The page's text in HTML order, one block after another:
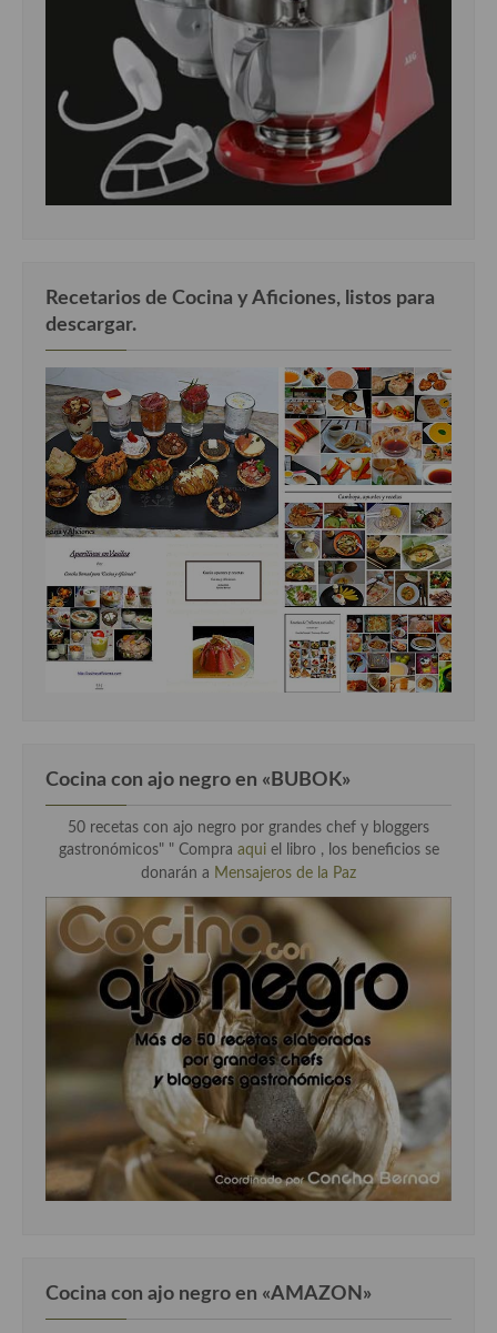
Recetarios de Cocina y Aficiones, listos para
descargar.
Cocina con ajo negro en «BUBOK»
50 recetas con ajo negro por grandes chef y bloggers
gastronómicos" " Compra aqui el libro , los beneficios se
donarán a Mensajeros de la Paz
Cocina con ajo negro en «AMAZON»